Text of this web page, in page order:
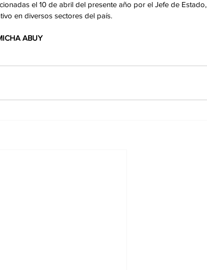
el 10 de abril del presente año por el Jefe de Estado,
en diversos sectores del país.
ABUY